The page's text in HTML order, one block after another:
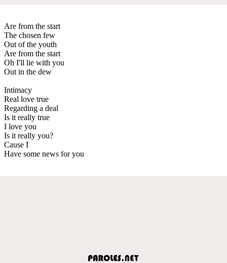
Are from the start
The chosen few
Out of the youth
Are from the start
Oh I'll lie with you
Out in the dew
Intimacy
Real love true
Regarding a deal
Is it really true
I love you
Is it really you?
Cause I
Have some news for you